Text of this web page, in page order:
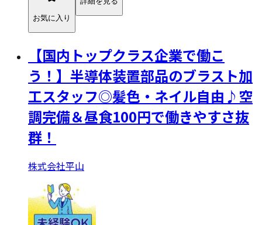
お気に入り
【国内トップクラス企業で働こ
う！】半導体装置部品のブラスト加
工スタッフ◎髪色・ネイル自由♪空
調完備＆昼食100円で働きやすさ抜
群！
株式会社平山